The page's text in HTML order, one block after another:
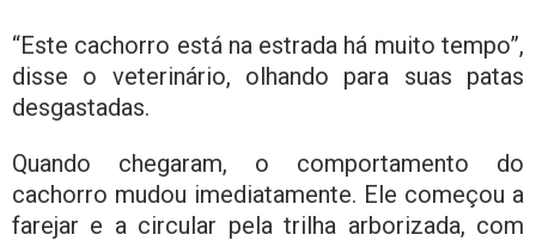
“Este cachorro está na estrada há muito tempo”,
disse o veterinário, olhando para suas patas
desgastadas.
Quando chegaram, o comportamento do
cachorro mudou imediatamente. Ele começou a
farejar e a circular pela trilha arborizada, com